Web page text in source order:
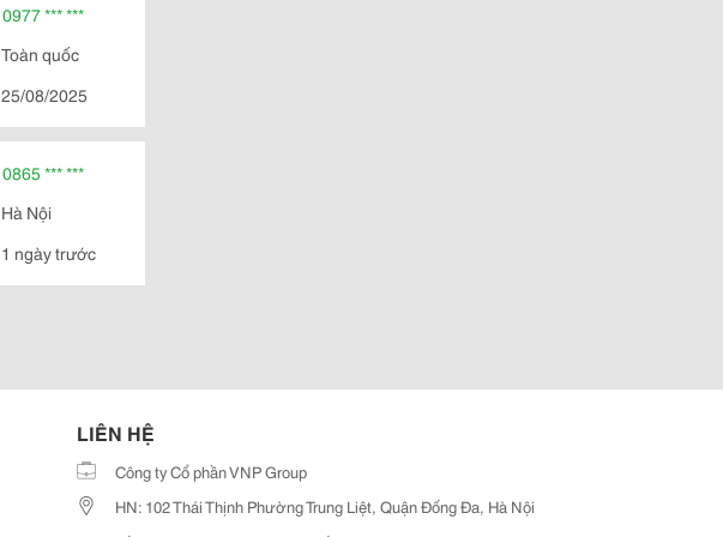
0977 *** ***
Toàn quốc
25/08/2025
0865 *** ***
Hà Nội
1 ngày trước
LIÊN HỆ
Công ty Cổ phần VNP Group
HN: 102 Thái Thịnh Phường Trung Liệt, Quận Đống Đa, Hà Nội